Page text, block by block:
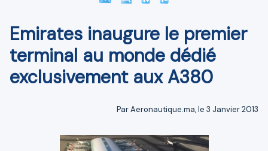
Emirates inaugure le premier
terminal au monde dédié
exclusivement aux A380
Par Aeronautique.ma, le 3 Janvier 2013